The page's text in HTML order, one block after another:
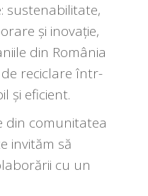
sustenabilitate,
și inovație,
din România
reciclare într-
și eficient.
din comunitatea
invităm să
cu un